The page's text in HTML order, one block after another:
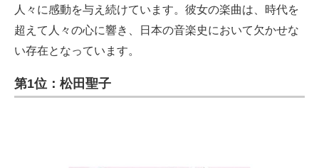
人々に感動を与え続けています。彼女の楽曲は、時代を
超えて人々の心に響き、日本の音楽史において欠かせな
い存在となっています。
第1位：松田聖子